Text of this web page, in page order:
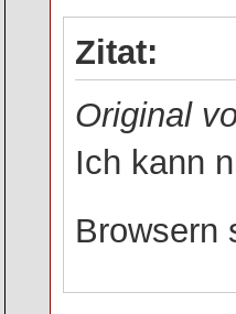
Zitat:
Original
Ich kann
Browsern